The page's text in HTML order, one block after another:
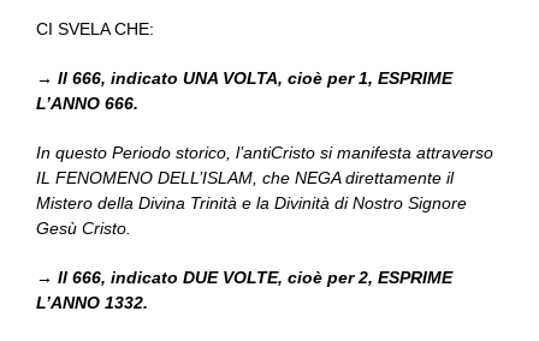
CI SVELA CHE:
→ Il 666, indicato UNA VOLTA, cioè per 1, ESPRIME
L’ANNO 666.
In questo Periodo storico, l’antiCristo si manifesta attraverso
IL FENOMENO DELL’ISLAM, che NEGA direttamente il
Mistero della Divina Trinità e la Divinità di Nostro Signore
Gesù Cristo.
→ Il 666, indicato DUE VOLTE, cioè per 2, ESPRIME
L’ANNO 1332.